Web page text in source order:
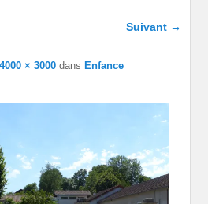
Parcourir
Suivant →
4000 × 3000 dans Enfance